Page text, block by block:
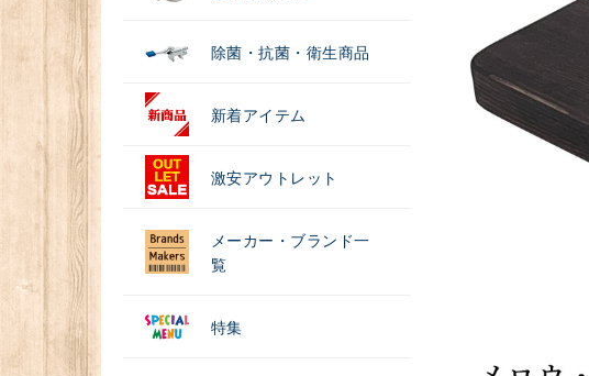
除菌・抗菌・衛生商品
新着アイテム
激安アウトレット
メーカー・ブランド一
覧
特集